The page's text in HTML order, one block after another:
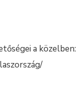
a közelben: